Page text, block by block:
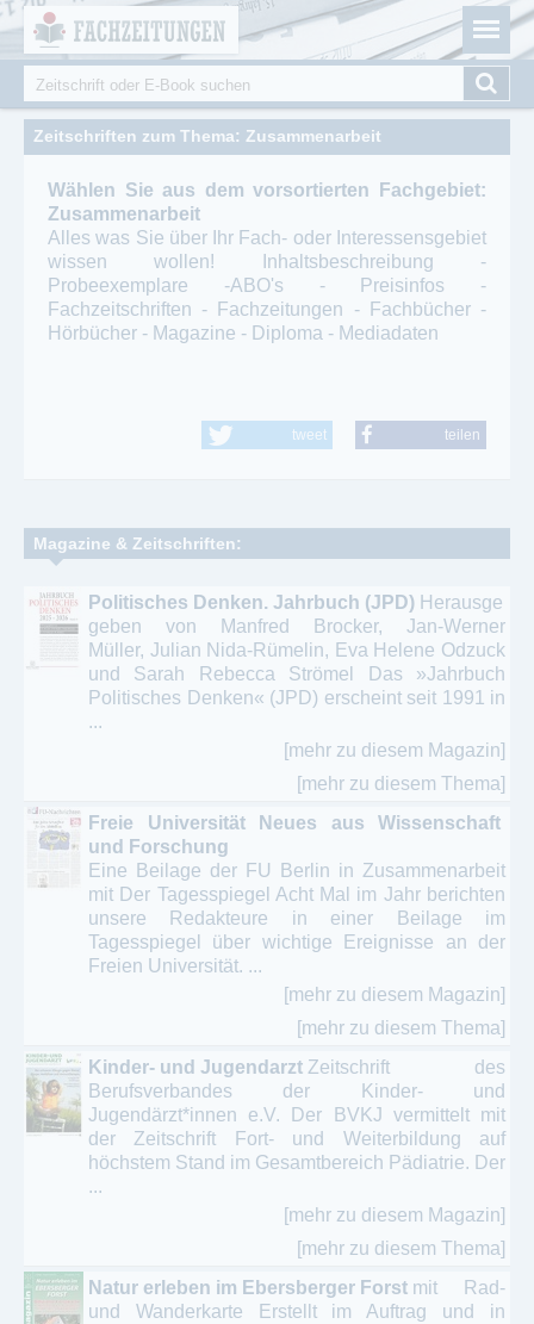
Fachzeitungen.de - Das unabhängige Portal für
Fachmagazine Fachpublikationen & eBooks
Suchformular
Suche
Zeitschriften zum Thema: Zusammenarbeit
Wählen Sie aus dem vorsortierten Fachgebiet:
Zusammenarbeit
Alles was Sie über Ihr Fach- oder Interessensgebiet
wissen wollen! Inhaltsbeschreibung -
Probeexemplare -ABO's - Preisinfos -
Fachzeitschriften - Fachzeitungen - Fachbücher -
Hörbücher - Magazine - Diploma - Mediadaten
tweet teilen
Magazine & Zeitschriften:
Politisches Denken. Jahrbuch (JPD) Herausge
geben von Manfred Brocker, Jan-Werner
Müller, Julian Nida-Rümelin, Eva Helene Odzuck
und Sarah Rebecca Strömel Das »Jahrbuch
Politisches Denken« (JPD) erscheint seit 1991 in
...
[mehr zu diesem Magazin]
[mehr zu diesem Thema]
Freie Universität Neues aus Wissenschaft
und Forschung
Eine Beilage der FU Berlin in Zusammenarbeit
mit Der Tagesspiegel Acht Mal im Jahr berichten
unsere Redakteure in einer Beilage im
Tagesspiegel über wichtige Ereignisse an der
Freien Universität. ...
[mehr zu diesem Magazin]
[mehr zu diesem Thema]
Kinder- und Jugendarzt Zeitschrift des
Berufsverbandes der Kinder- und
Jugendärzt*innen e.V. Der BVKJ vermittelt mit
der Zeitschrift Fort- und Weiterbildung auf
höchstem Stand im Gesamtbereich Pädiatrie. Der
...
[mehr zu diesem Magazin]
[mehr zu diesem Thema]
Natur erleben im Ebersberger Forst mit Rad-
und Wanderkarte Erstellt im Auftrag und in
Cookie-Einstellungen